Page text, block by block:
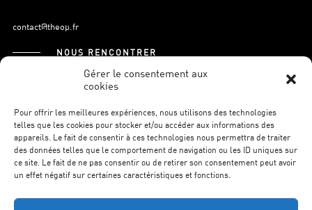
Gérer le consentement aux
cookies
Pour offrir les meilleures expériences, nous utilisons des technologies
telles que les cookies pour stocker et/ou accéder aux informations des
appareils. Le fait de consentir à ces technologies nous permettra de traiter
des données telles que le comportement de navigation ou les ID uniques sur
ce site. Le fait de ne pas consentir ou de retirer son consentement peut avoir
un effet négatif sur certaines caractéristiques et fonctions.
contact@theop.fr
NOUS RENCONTRER
21, Boulevard Pasteur
S’INSCRIRE À LA NEWSLETTER